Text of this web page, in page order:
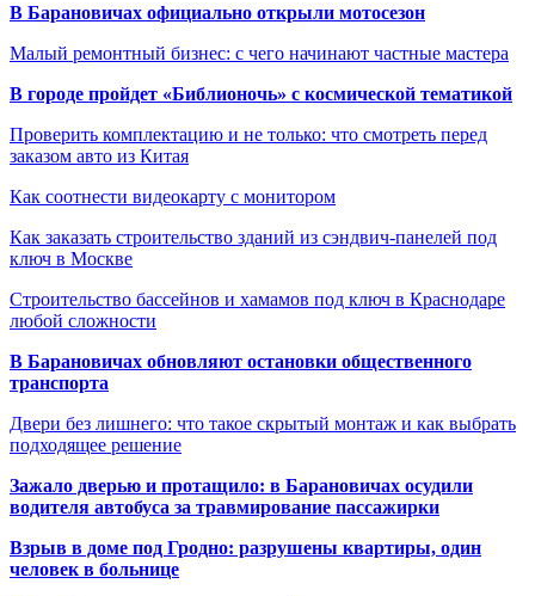
В Барановичах официально открыли мотосезон
Малый ремонтный бизнес: с чего начинают частные мастера
В городе пройдет «Библионочь» с космической тематикой
Проверить комплектацию и не только: что смотреть перед
заказом авто из Китая
Как соотнести видеокарту с монитором
Как заказать строительство зданий из сэндвич-панелей под
ключ в Москве
Строительство бассейнов и хамамов под ключ в Краснодаре
любой сложности
В Барановичах обновляют остановки общественного
транспорта
Двери без лишнего: что такое скрытый монтаж и как выбрать
подходящее решение
Зажало дверью и протащило: в Барановичах осудили
водителя автобуса за травмирование пассажирки
Взрыв в доме под Гродно: разрушены квартиры, один
человек в больнице